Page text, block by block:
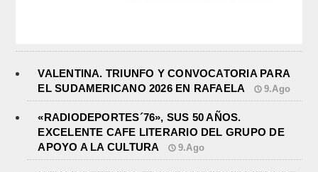
VALENTINA. TRIUNFO Y CONVOCATORIA PARA
EL SUDAMERICANO 2026 EN RAFAELA
9.Ago
«RADIODEPORTES´76», SUS 50 AÑOS.
EXCELENTE CAFE LITERARIO DEL GRUPO DE
APOYO A LA CULTURA
9.Ago